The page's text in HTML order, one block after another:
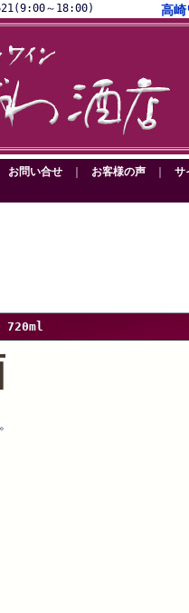
～18:00) 高崎
お問い合せ お客様の声 サ
720ml